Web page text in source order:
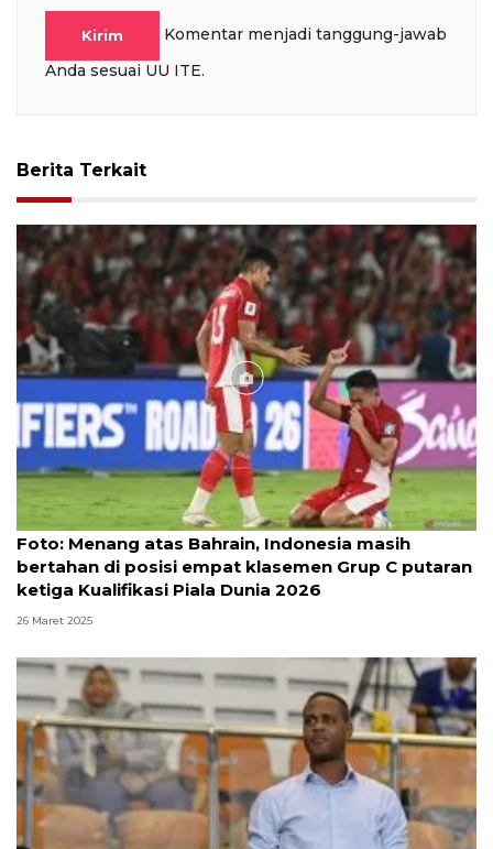
Kirim
Komentar menjadi tanggung-jawab
Anda sesuai UU ITE.
Berita Terkait
Foto
Foto: Menang atas Bahrain, Indonesia masih
bertahan di posisi empat klasemen Grup C putaran
ketiga Kualifikasi Piala Dunia 2026
26 Maret 2025